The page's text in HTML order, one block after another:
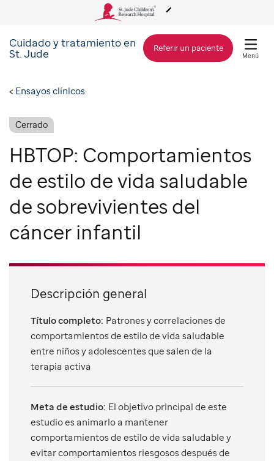
Acerca de St. Jude
Cuidado y tratamiento
Investigación
Alcance Global
Cómo involucrarse
Cuidado y tratamiento en
St. Jude Referir un paciente
Menú
Ensayos clínicos
Cerrado
HBTOP: Comportamientos
de estilo de vida saludable
de sobrevivientes del
cáncer infantil
Descripción general
Título completo: Patrones y correlaciones de
comportamientos de estilo de vida saludable
entre niños y adolescentes que salen de la
terapia activa
Meta de estudio: El objetivo principal de este
estudio es animarlo a mantener
comportamientos de estilo de vida saludable y
evitar comportamientos riesgosos después de